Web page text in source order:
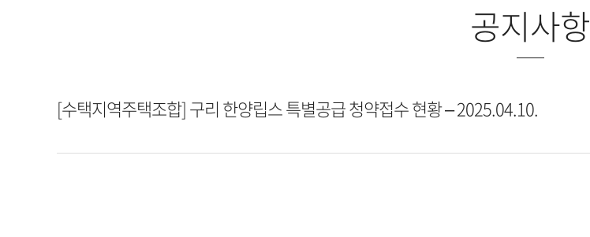
공지사항
[수택지역주택조합] 구리 한양립스 특별공급 청약접수 현황 – 2025.04.10.